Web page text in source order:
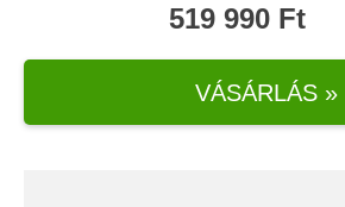
519 990 Ft
VÁSÁRLÁS »